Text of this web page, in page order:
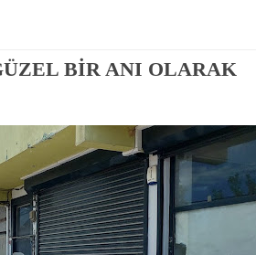
BİR ANI OLARAK